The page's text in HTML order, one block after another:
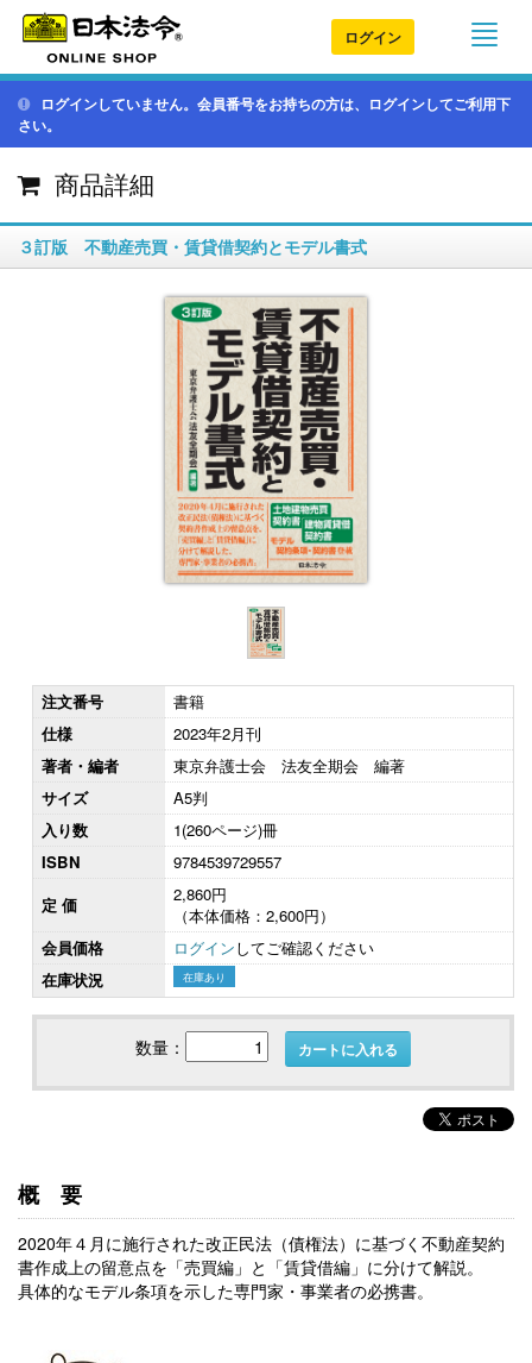
ログイン
ログインしていません。会員番号をお持ちの方は、ログインしてご利用下
さい。
商品詳細
３訂版 不動産売買・賃貸借契約とモデル書式
注文番号
書籍
仕様
2023年2月刊
著者・編者
東京弁護士会 法友全期会 編著
サイズ
A5判
入り数
1(260ページ)冊
ISBN
9784539729557
定 価
2,860円
（本体価格：2,600円）
会員価格
ログインしてご確認ください
在庫状況
在庫あり
数量： カートに入れる
概要
2020年４月に施行された改正民法（債権法）に基づく不動産契約
書作成上の留意点を「売買編」と「賃貸借編」に分けて解説。
具体的なモデル条項を示した専門家・事業者の必携書。